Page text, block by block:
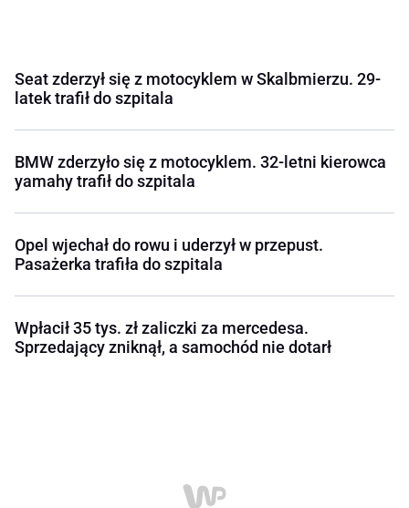
Seat zderzył się z motocyklem w Skalbmierzu. 29-
latek trafił do szpitala
BMW zderzyło się z motocyklem. 32-letni kierowca
yamahy trafił do szpitala
Opel wjechał do rowu i uderzył w przepust.
Pasażerka trafiła do szpitala
Wpłacił 35 tys. zł zaliczki za mercedesa.
Sprzedający zniknął, a samochód nie dotarł